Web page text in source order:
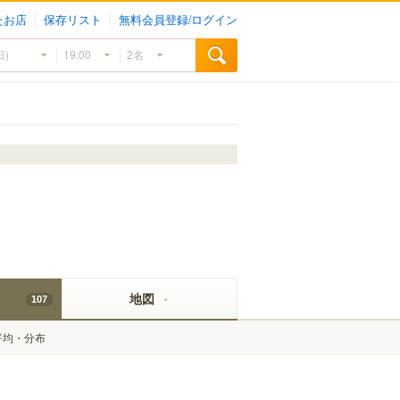
お店 保存リスト 無料会員登録/ログイン
107
均・分布
地図